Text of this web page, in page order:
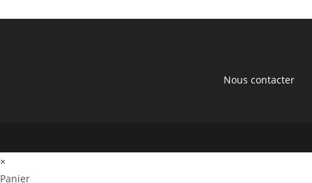
Nous contacter
×
Panier